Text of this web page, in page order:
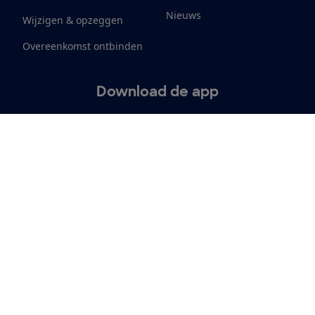
Wijzigen & opzeggen
Overeenkomst ontbinden
Nieuws
Download de app